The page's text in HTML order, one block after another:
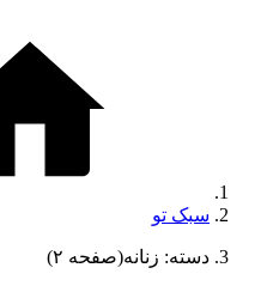
سبک تو
دسته: زنانه(صفحه ۲)